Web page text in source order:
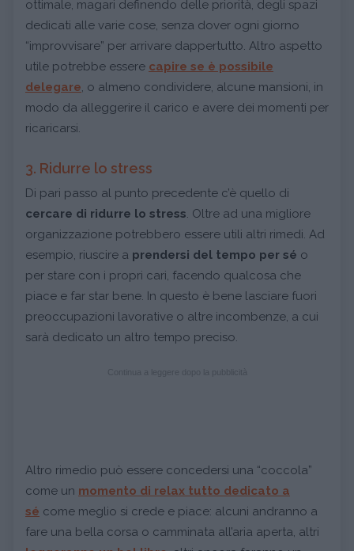
ottimale, magari definendo delle priorità, degli spazi
dedicati alle varie cose, senza dover ogni giorno
“improvvisare” per arrivare dappertutto. Altro aspetto
utile potrebbe essere capire se è possibile
delegare, o almeno condividere, alcune mansioni, in
modo da alleggerire il carico e avere dei momenti per
ricaricarsi.
3. Ridurre lo stress
Di pari passo al punto precedente c’è quello di
cercare di ridurre lo stress. Oltre ad una migliore
organizzazione potrebbero essere utili altri rimedi. Ad
esempio, riuscire a prendersi del tempo per sé o
per stare con i propri cari, facendo qualcosa che
piace e far star bene. In questo è bene lasciare fuori
preoccupazioni lavorative o altre incombenze, a cui
sarà dedicato un altro tempo preciso.
Altro rimedio può essere concedersi una “coccola”
come un momento di relax tutto dedicato a
sé come meglio si crede e piace: alcuni andranno a
fare una bella corsa o camminata all’aria aperta, altri